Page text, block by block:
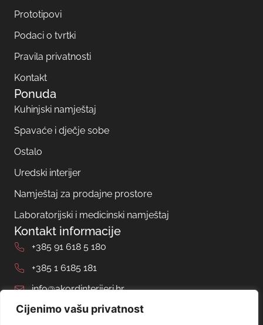
Cijenimo vašu privatnost
Prototipovi
Podaci o tvrtki
Pravila privatnosti
Kontakt
Ponuda
Kuhinjski namještaj
Spavaće i dječje sobe
Ostalo
Uredski interijer
Namještaj za prodajne prostore
Laboratorijski i medicinski namještaj
Kontakt informacije
+385 91 618 5 180
+385 1 6185 181
info@akordinterijeri.hr
Pogon: Čučerska cesta 249, 10000 Zagreb